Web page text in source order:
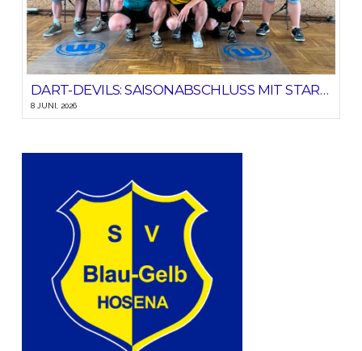
DART-DEVILS: SAISONABSCHLUSS MIT STARKEM HEIMSIEG!
8 JUNI, 2026